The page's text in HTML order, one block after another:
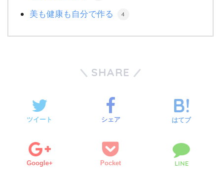
美も健康も自分で作る 4
SHARE
ツイート シェア はてブ
Google+ Pocket LINE